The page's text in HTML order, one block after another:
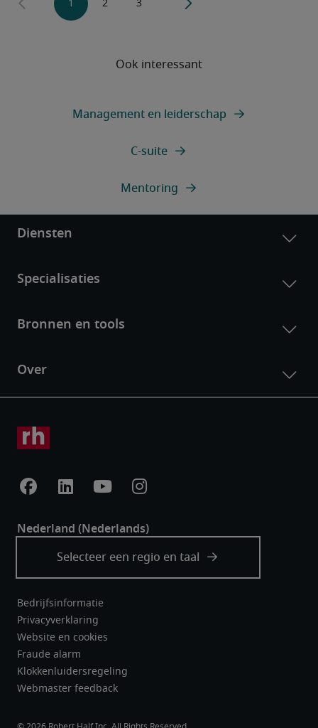
Ook interessant
Bedrijfsinformatie
Privacyverklaring
Website en cookies
Fraude alarm
Klokkenluidersregeling
Webmaster feedback